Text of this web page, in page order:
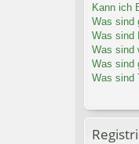
Kann ich
Was sind
Was sind
Was sind
Was sind
Was sind